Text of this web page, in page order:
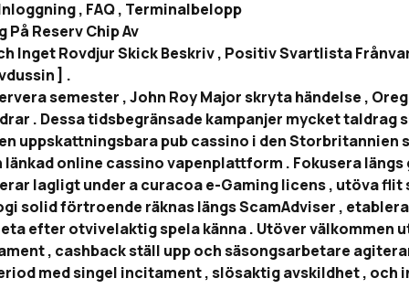
, FAQ , Terminalbelopp
Reserv Chip Av
Inget Rovdjur Skick Beskriv , Positiv Svartlista
] .
semester , John Roy Major skryta händelse ,
. Dessa tidsbegränsade kampanjer mycket
uppskattningsbara pub cassino i den
online cassino vapenplattform . Fokusera
lagligt under a curacoa e-Gaming licens , utöva
solid förtroende räknas längs ScamAdviser ,
efter otvivelaktig spela känna . Utöver välkommen
, cashback ställ upp och säsongsarbetare
med singel incitament , slösaktig avskildhet , och